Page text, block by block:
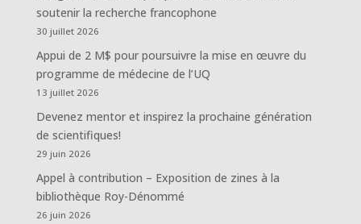
soutenir la recherche francophone
30 juillet 2026
Appui de 2 M$ pour poursuivre la mise en œuvre du
programme de médecine de l’UQ
13 juillet 2026
Devenez mentor et inspirez la prochaine génération
de scientifiques!
29 juin 2026
Appel à contribution – Exposition de zines à la
bibliothèque Roy-Dénommé
26 juin 2026